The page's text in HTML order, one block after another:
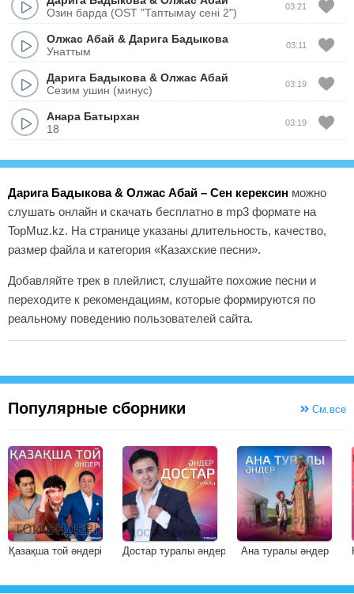
Озин барда (OST "Таптымау сені 2")
03:21
Олжас Абай & Дарига Бадыкова
Унаттым
03:11
Дарига Бадыкова & Олжас Абай
Сезим ушин (минус)
03:19
Анара Батырхан
18
03:19
Дарига Бадыкова & Олжас Абай – Сен керексин можно
слушать онлайн и скачать бесплатно в mp3 формате на
TopMuz.kz. На странице указаны длительность, качество,
размер файла и категория «Казахские песни».
Добавляйте трек в плейлист, слушайте похожие песни и
переходите к рекомендациям, которые формируются по
реальному поведению пользователей сайта.
Популярные сборники См.все
Қазақша той әндері Достар туралы әндер Ана туралы әндер